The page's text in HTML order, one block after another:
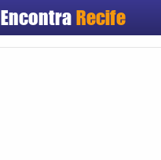
Encontra Recife
Cadastrar empresa